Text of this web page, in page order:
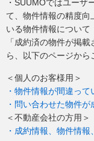
・SUUMOではユーザ
て、物件情報の精度向
いる物件情報について
「成約済の物件が掲
ら、以下のページから
＜個人のお客様用＞
・物件情報が間違って
・問い合わせた物件
＜不動産会社の方用＞
・成約情報、物件情